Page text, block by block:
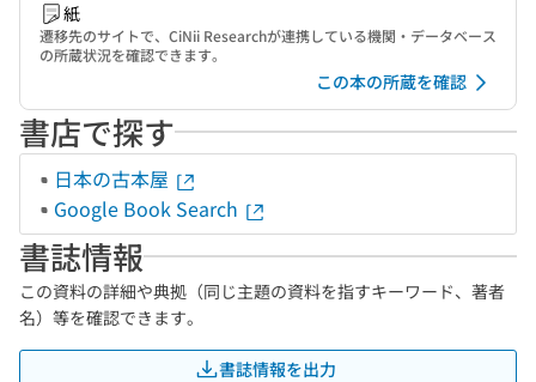
紙
遷移先のサイトで、CiNii Researchが連携している機関・データベース
の所蔵状況を確認できます。
この本の所蔵を確認
書店で探す
日本の古本屋
Google Book Search
書誌情報
この資料の詳細や典拠（同じ主題の資料を指すキーワード、著者
名）等を確認できます。
書誌情報を出力